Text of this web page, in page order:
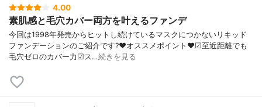
4.00
素肌感と毛穴カバー両方を叶えるファンデ
今回は1998年発売からヒットし続けているマスクにつかないリキッド
ファンデーションのご紹介です?❤︎オススメポイント❤︎☑︎至近距離でも
毛穴ゼロのカバー力☑︎ス…続きを見る